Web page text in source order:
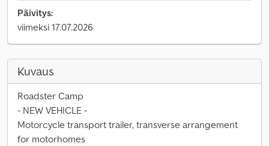
Päivitys:
viimeksi 17.07.2026
Kuvaus
Roadster Camp
- NEW VEHICLE -
Motorcycle transport trailer, transverse arrangement
for motorhomes